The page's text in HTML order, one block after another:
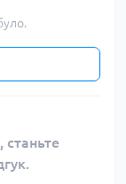
станьте